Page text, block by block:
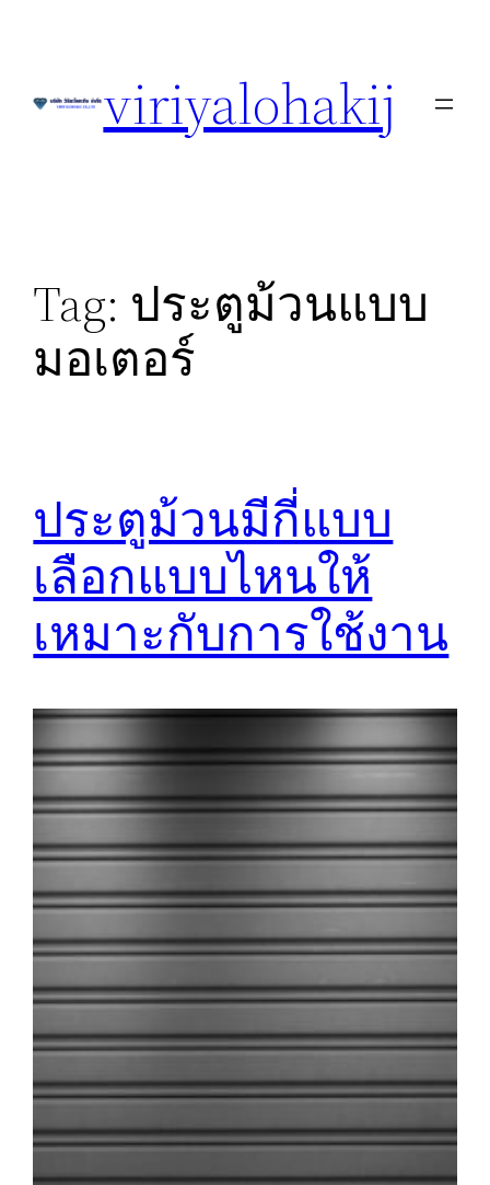
viriyalohakij
Tag: ประตูม้วนแบบ
มอเตอร์
ประตูม้วนมีกี่แบบ
เลือกแบบไหนให้
เหมาะกับการใช้งาน